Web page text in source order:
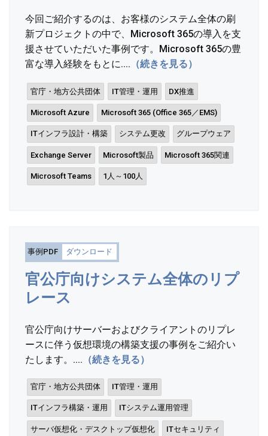
今回ご紹介するのは、お客様のシステム全体の刷
新プロジェクトの中で、Microsoft 365の導入を支
援させていただいた事例です。Microsoft 365の豊
富な導入経験をもとに.... （続きを見る）
官庁・地方公共団体 IT管理・運用 DX推進
Microsoft Azure Microsoft 365 (Office 365／EMS)
ITインフラ設計・構築 システム更改 グループウェア
Exchange Server Microsoft製品 Microsoft 365関連
Microsoft Teams 1人～100人
事例PDF ダウンロード
官公庁向けシステム全体のリプ
レース
官公庁向けサーバーおよびクライアントのリプレ
ースに伴う仮想環境の構築支援の事例をご紹介い
たします。.... （続きを見る）
官庁・地方公共団体 IT管理・運用
ITインフラ構築・運用 ITシステム運用管理
サーバ仮想化・デスクトップ仮想化 ITセキュリティ